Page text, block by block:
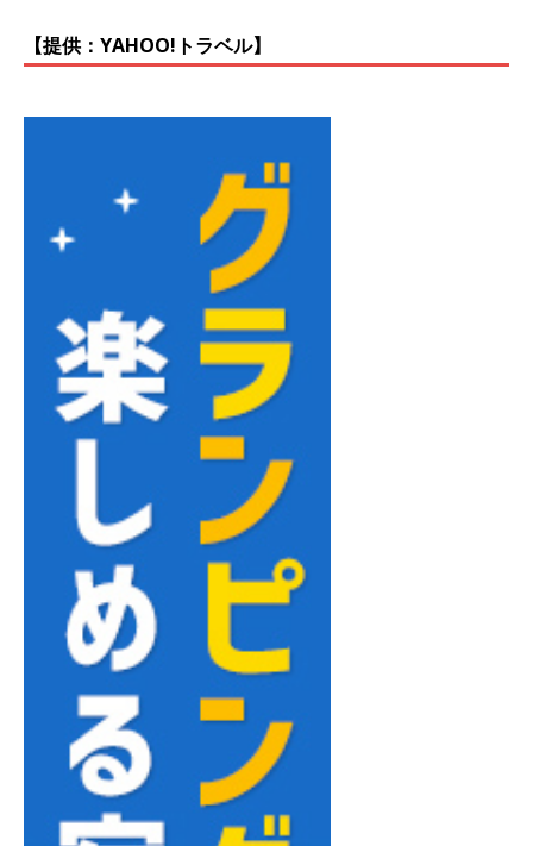
【提供：YAHOO!トラベル】